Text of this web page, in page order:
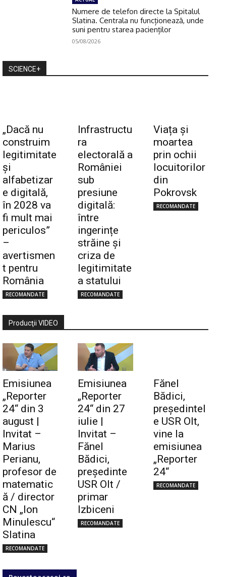
Numere de telefon directe la Spitalul
Slatina. Centrala nu funcționează, unde
suni pentru starea pacienților
05/08/2026
SCIENCE+
„Dacă nu
construim
legitimitate
și
alfabetizar
e digitală,
în 2028 va
fi mult mai
periculos”
–
avertismen
t pentru
România
RECOMANDATE
Infrastructu
ra
electorală a
României
sub
presiune
digitală:
între
ingerințe
străine și
criza de
legitimitate
a statului
RECOMANDATE
Viața și
moartea
prin ochii
locuitorilor
din
Pokrovsk
RECOMANDATE
Producţii VIDEO
Emisiunea
„Reporter
24“ din 3
august |
Invitat –
Marius
Perianu,
profesor de
matematic
ă / director
CN „Ion
Minulescu“
Slatina
RECOMANDATE
Emisiunea
„Reporter
24“ din 27
iulie |
Invitat –
Fănel
Bădici,
preşedinte
USR Olt /
primar
Izbiceni
RECOMANDATE
Fănel
Bădici,
preşedintel
e USR Olt,
vine la
emisiunea
„Reporter
24“
RECOMANDATE